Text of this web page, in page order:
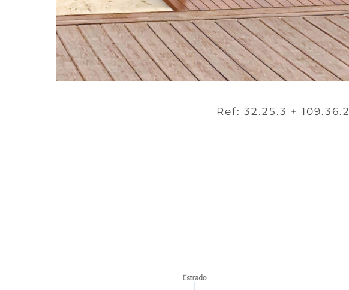
Ref: 32.25.3 + 109.36.2